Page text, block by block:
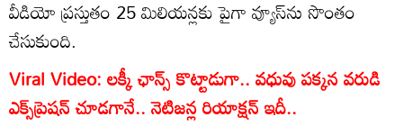
వీడియో ప్రస్తుతం 25 మిలియన్లకు పైగా వ్యూస్‌ను సొంతం
చేసుకుంది.
Viral Video: లక్కీ ఛాన్స్ కొట్టాడుగా.. వధువు పక్కన వరుడి
ఎక్స్‌ప్రెషన్ చూడగానే.. నెటిజన్ల రియాక్షన్ ఇదీ..